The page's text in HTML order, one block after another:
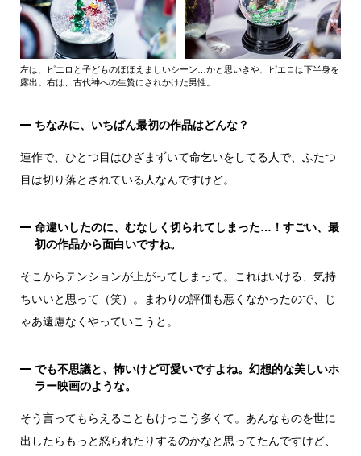
左は、ピエロと子どものほほえましいシーン…かと思いきや、ピエロは下半身を
露出。右は、古代神への生贄にされかけた男性。
ちなみに、いちばん最初の作品はどんな？
連作で、ひとつ目はひざまずいて命乞いをしてる人で、ふたつ
目は切り落とされている人なんですけど。
命違いしたのに、むなしく切られてしまった…！すごい、最
初の作品から面白いですね。
そこからテンションが上がってしまって。これはいける、気持
ちいいと思って（笑）。まわりの評価も悪くなかったので、じ
ゃあ遠慮なくやっていこうと。
でも不思議と、怖いけど可愛いですよね。幻想的な美しいホ
ラー映画のような。
そう言ってもらえることもけっこう多くて。あんなものを世に
出したらもっと怒られたりするのかなと思ってたんですけど、